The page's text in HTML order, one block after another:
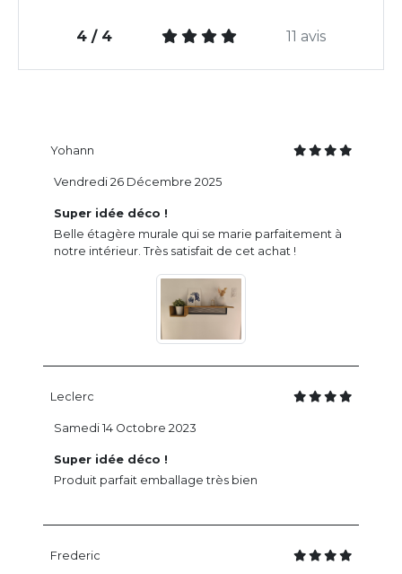
4 / 4 11 avis
Yohann
Super idée déco !
Belle étagère murale qui se marie parfaitement à
notre intérieur. Très satisfait de cet achat !
Vendredi 26 Décembre 2025
Leclerc
Super idée déco !
Produit parfait emballage très bien
Samedi 14 Octobre 2023
Frederic